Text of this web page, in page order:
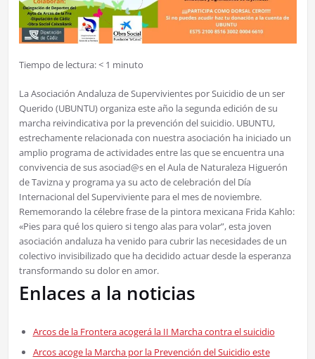
Tiempo de lectura:< 1 minuto
La Asociación Andaluza de Supervivientes por Suicidio de un ser
Querido (UBUNTU) organiza este año la segunda edición de su
marcha reivindicativa por la prevención del suicidio. UBUNTU,
estrechamente relacionada con nuestra asociación ha iniciado un
amplio programa de actividades entre las que se encuentra una
convivencia de sus asociad@s en el Aula de Naturaleza Higuerón
de Tavizna y programa ya su acto de celebración del Día
Internacional del Superviviente para el mes de noviembre.
Rememorando la célebre frase de la pintora mexicana Frida Kahlo:
«Pies para qué los quiero si tengo alas para volar”, esta joven
asociación andaluza ha venido para cubrir las necesidades de un
colectivo invisibilizado que ha decidido actuar desde la esperanza
transformando su dolor en amor.
Enlaces a la noticias
Arcos de la Frontera acogerá la II Marcha contra el suicidio
Arcos acoge la Marcha por la Prevención del Suicidio este